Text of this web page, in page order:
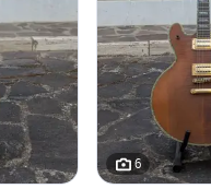
6